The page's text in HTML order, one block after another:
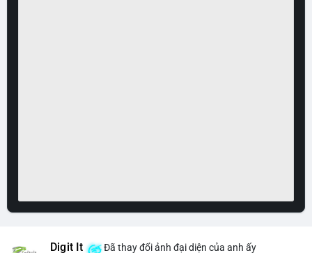
Digit It Đã thay đổi ảnh đại diện của anh ấy